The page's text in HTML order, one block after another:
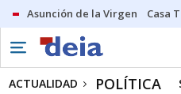
Asunción de la Virgen Casa
ACTUALIDAD POLÍTICA